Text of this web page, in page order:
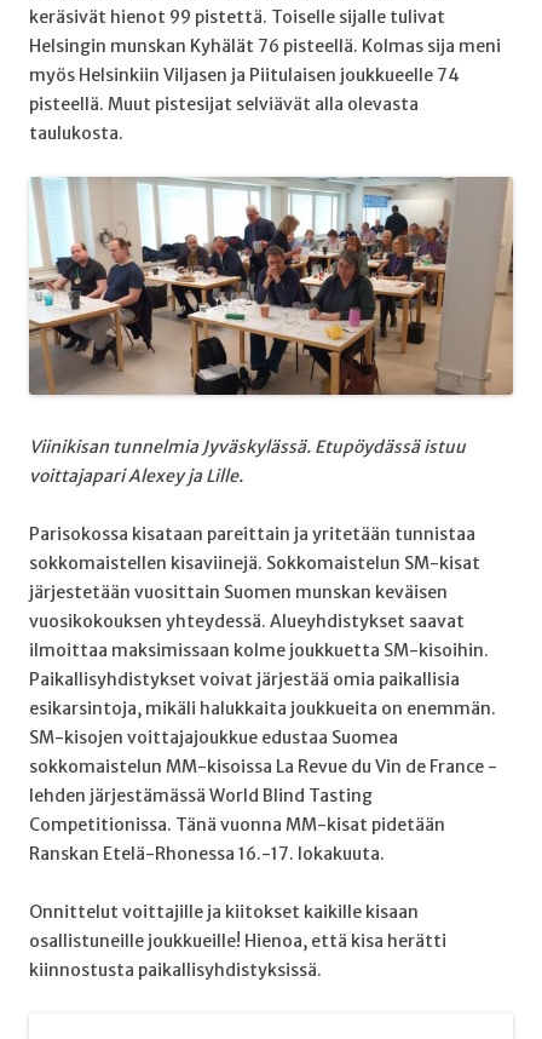
keräsivät hienot 99 pistettä. Toiselle sijalle tulivat
Helsingin munskan Kyhälät 76 pisteellä. Kolmas sija meni
myös Helsinkiin Viljasen ja Piitulaisen joukkueelle 74
pisteellä. Muut pistesijat selviävät alla olevasta
taulukosta.
Viinikisan tunnelmia Jyväskylässä. Etupöydässä istuu
voittajapari Alexey ja Lille.
Parisokossa kisataan pareittain ja yritetään tunnistaa
sokkomaistellen kisaviinejä. Sokkomaistelun SM-kisat
järjestetään vuosittain Suomen munskan keväisen
vuosikokouksen yhteydessä. Alueyhdistykset saavat
ilmoittaa maksimissaan kolme joukkuetta SM-kisoihin.
Paikallisyhdistykset voivat järjestää omia paikallisia
esikarsintoja, mikäli halukkaita joukkueita on enemmän.
SM-kisojen voittajajoukkue edustaa Suomea
sokkomaistelun MM-kisoissa La Revue du Vin de France -
lehden järjestämässä World Blind Tasting
Competitionissa. Tänä vuonna MM-kisat pidetään
Ranskan Etelä-Rhonessa 16.-17. lokakuuta.
Onnittelut voittajille ja kiitokset kaikille kisaan
osallistuneille joukkueille! Hienoa, että kisa herätti
kiinnostusta paikallisyhdistyksissä.